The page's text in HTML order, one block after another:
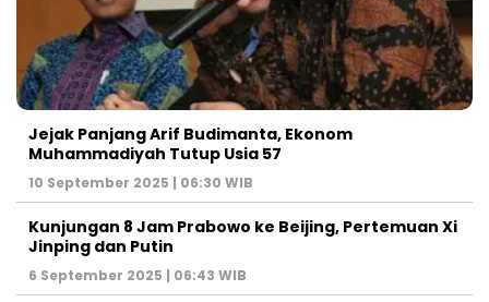
Jejak Panjang Arif Budimanta, Ekonom
Muhammadiyah Tutup Usia 57
10 September 2025 | 06:30 WIB
Kunjungan 8 Jam Prabowo ke Beijing, Pertemuan Xi
Jinping dan Putin
6 September 2025 | 06:43 WIB